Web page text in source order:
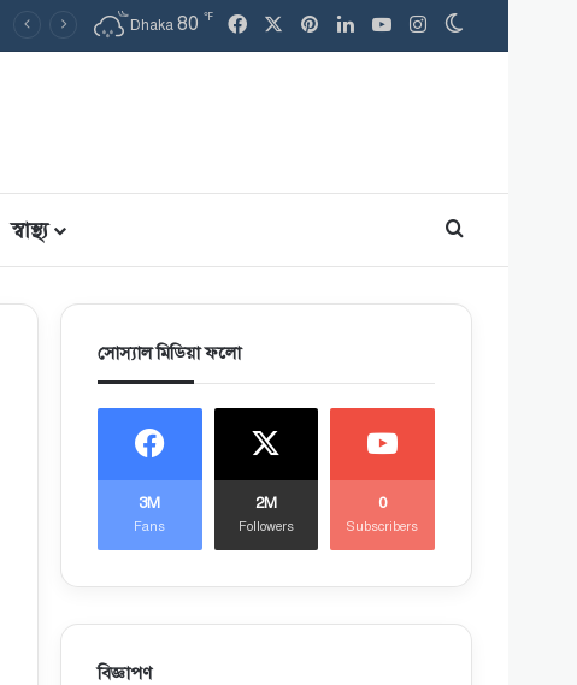
Dhaka 80 ℉ FacebookPinterest
LinkedInYouTubeInstagram
স্বাস্থ্য Search for
সোস্যাল মিডিয়া ফলো
3M
Fans
2M
Followers
0
Subscribers
বিজ্ঞাপণ